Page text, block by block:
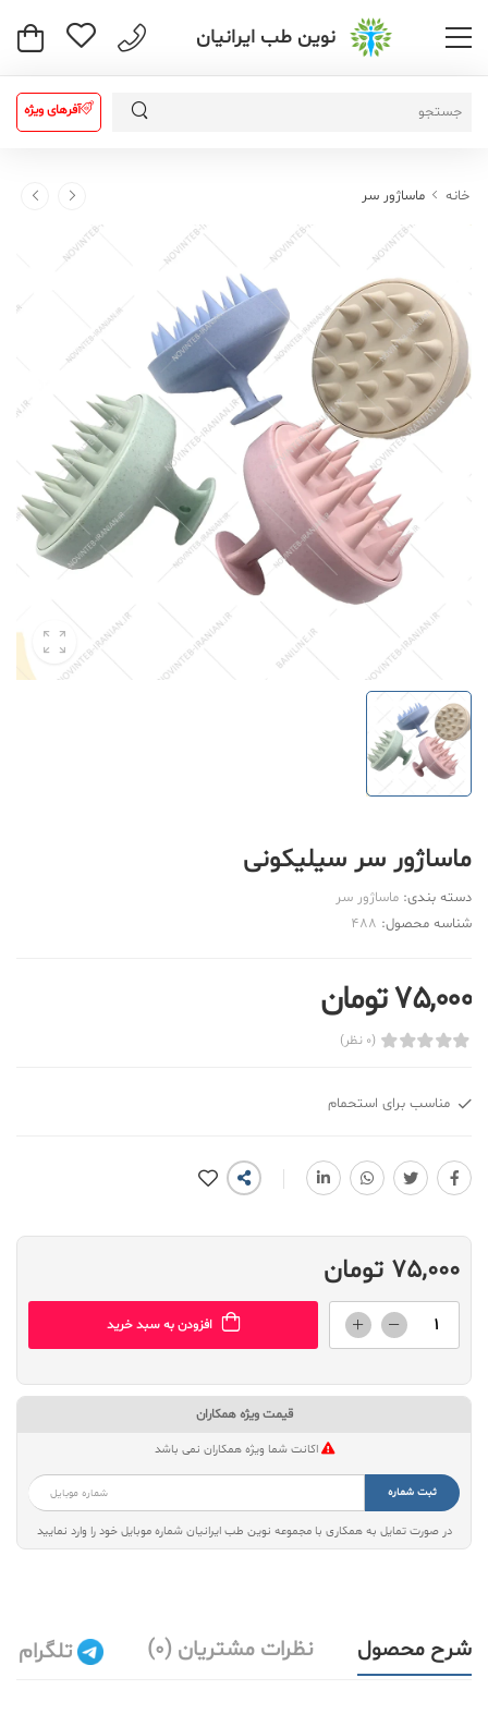
نوین طب ایرانیان
آفرهای ویژه
خانه ماساژور سر
ماساژور سر سیلیکونی
دسته بندی: ماساژور سر
شناسه محصول: 488
75,000 تومان
(0 نظر)
مناسب برای استحمام
75,000 تومان
افزودن به سبد خرید
قیمت ویژه همکاران
اکانت شما ویژه همکاران نمی باشد
ثبت شماره
در صورت تمایل به همکاری با مجموعه نوین طب ایرانیان شماره موبایل خود را وارد نمایید
شرح محصول نظرات مشتریان (0) تلگرام